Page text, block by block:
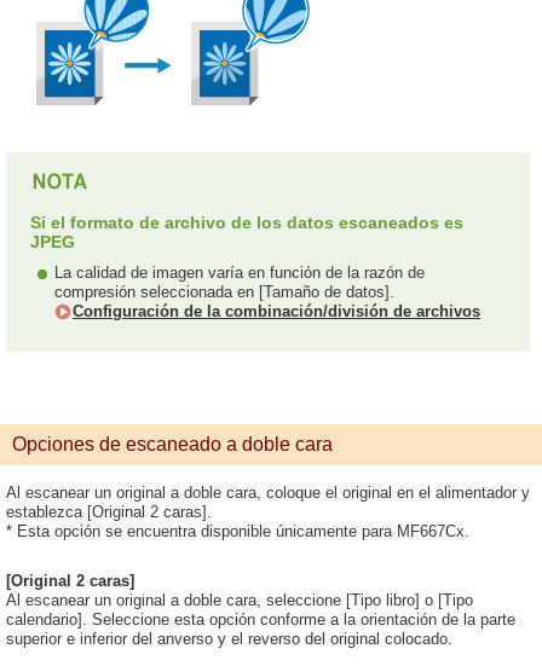
Si el formato de archivo de los datos escaneados es
JPEG
La calidad de imagen varía en función de la razón de
compresión seleccionada en [Tamaño de datos].
Configuración de la combinación/división de archivos
Opciones de escaneado a doble cara
Al escanear un original a doble cara, coloque el original en el alimentador y
establezca [Original 2 caras].
* Esta opción se encuentra disponible únicamente para MF667Cx.
[Original 2 caras]
Al escanear un original a doble cara, seleccione [Tipo libro] o [Tipo
calendario]. Seleccione esta opción conforme a la orientación de la parte
superior e inferior del anverso y el reverso del original colocado.